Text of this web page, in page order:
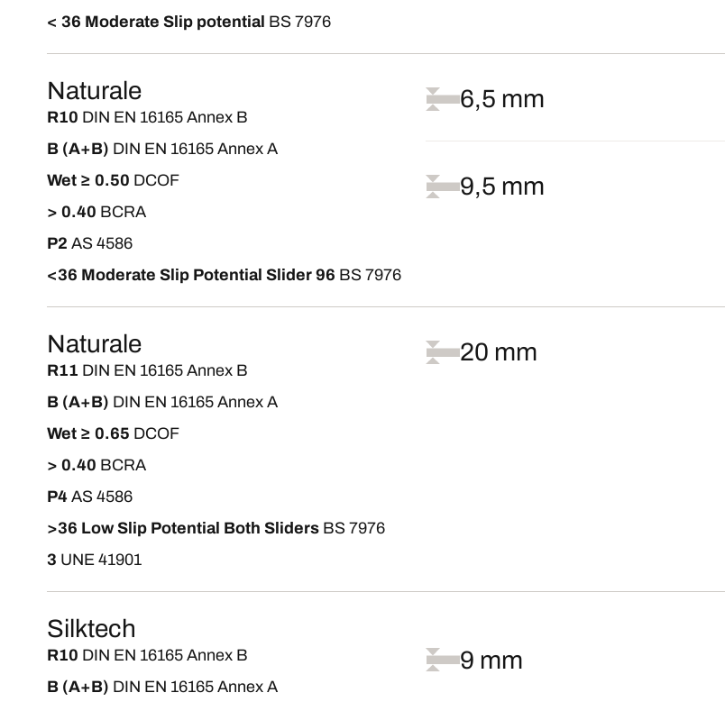
< 36 Moderate Slip potential BS 7976
Naturale
R10 DIN EN 16165 Annex B
B (A+B) DIN EN 16165 Annex A
Wet ≥ 0.50 DCOF
> 0.40 BCRA
P2 AS 4586
<36 Moderate Slip Potential Slider 96 BS 7976
6,5 mm
9,5 mm
Naturale
R11 DIN EN 16165 Annex B
B (A+B) DIN EN 16165 Annex A
Wet ≥ 0.65 DCOF
> 0.40 BCRA
P4 AS 4586
>36 Low Slip Potential Both Sliders BS 7976
3 UNE 41901
20 mm
Silktech
R10 DIN EN 16165 Annex B
B (A+B) DIN EN 16165 Annex A
9 mm